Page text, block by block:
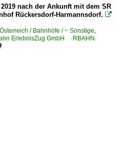
nach der Ankunft mit dem SR
Rückersdorf-Harmannsdorf. 
Österreich / Bahnhöfe / ~ Sonstige,
ErlebnisZug GmbH ·RBAHN·